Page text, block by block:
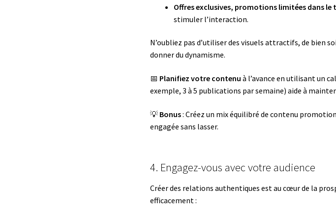
Offres exclusives, promotions limitées dans le
stimuler l’interaction.
N’oubliez pas d’utiliser des visuels attractifs, de bien
donner du dynamisme.
📅 Planifiez votre contenu à l’avance en utilisant un
exemple, 3 à 5 publications par semaine) aide à
💡 Bonus: Créez un mix équilibré de contenu
engagée sans lasser.
4. Engagez-vous avec votre audience
Créer des relations authentiques est au cœur de la
efficacement :